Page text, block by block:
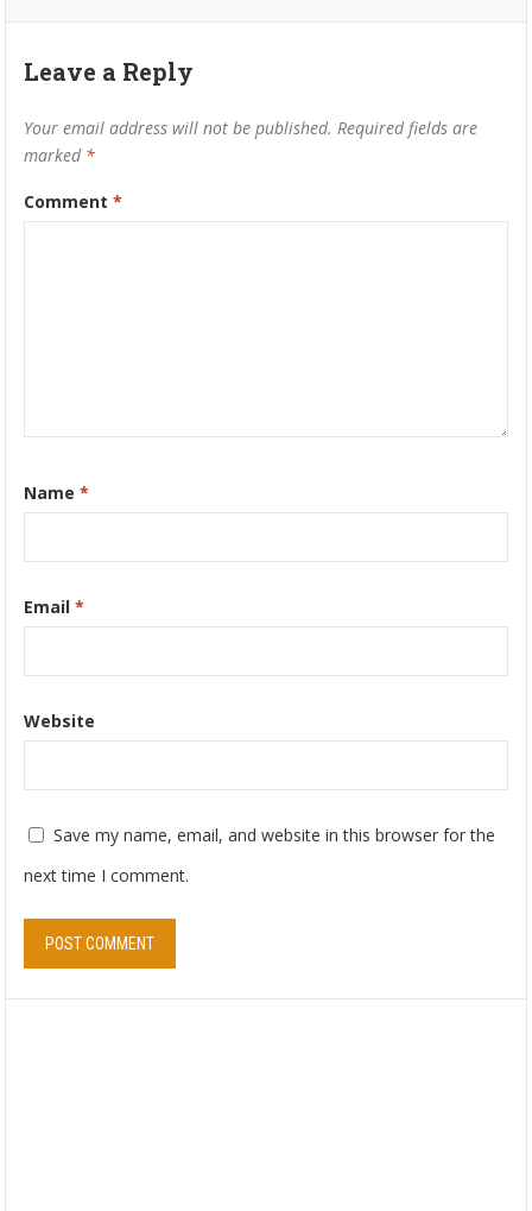
Leave a Reply
Your email address will not be published. Required fields are
marked *
Comment*
Name*
Email*
Website
Save my name, email, and website in this browser for the
next time I comment.